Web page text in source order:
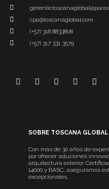
cpo@toscanaglobal.com
(+57) 318 8833808
(+57) 317 331 3579
SOBRE TOSCANA GLOBAL
Con más de 30 años de
por ofrecer soluciones
arquitectura exterior.
14000 y BASC, aseguramos
excepcionales.